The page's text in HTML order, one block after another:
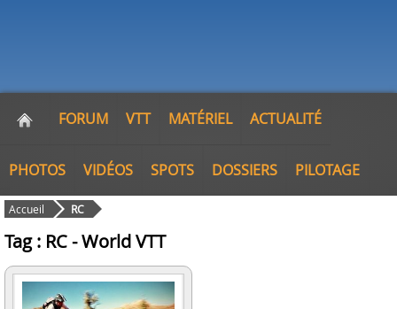
FORUM VTT MATÉRIEL ACTUALITÉ
PHOTOS VIDÉOS SPOTS DOSSIERS PILOTAGE
Accueil RC
Tag : RC - World VTT